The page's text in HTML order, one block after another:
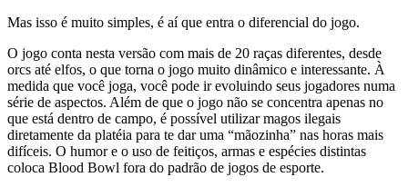
Mas isso é muito simples, é aí que entra o diferencial do jogo.
O jogo conta nesta versão com mais de 20 raças diferentes, desde
orcs até elfos, o que torna o jogo muito dinâmico e interessante. À
medida que você joga, você pode ir evoluindo seus jogadores numa
série de aspectos. Além de que o jogo não se concentra apenas no
que está dentro de campo, é possível utilizar magos ilegais
diretamente da platéia para te dar uma “mãozinha” nas horas mais
difíceis. O humor e o uso de feitiços, armas e espécies distintas
coloca Blood Bowl fora do padrão de jogos de esporte.